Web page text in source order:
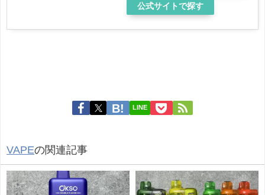
公式サイトで探す
LINE
VAPEの関連記事